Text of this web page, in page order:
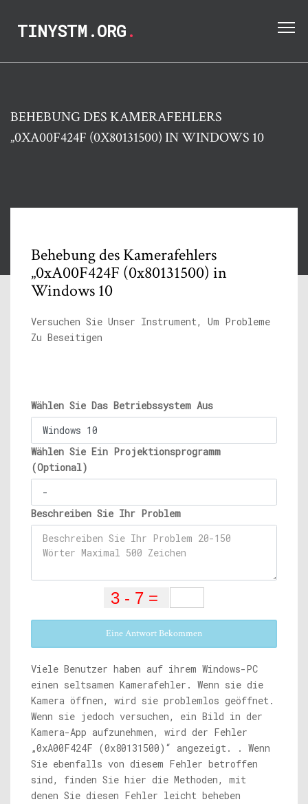
TINYSTM.ORG.
BEHEBUNG DES KAMERAFEHLERS
„0XA00F424F (0X80131500) IN WINDOWS 10
Behebung des Kamerafehlers
„0xA00F424F (0x80131500) in
Windows 10
Versuchen Sie Unser Instrument, Um Probleme
Zu Beseitigen
Wählen Sie Das Betriebssystem Aus
Wählen Sie Ein Projektionsprogramm
(Optional)
Beschreiben Sie Ihr Problem
Eine Antwort Bekommen
Viele Benutzer haben auf ihrem Windows-PC
einen seltsamen Kamerafehler. Wenn sie die
Kamera öffnen, wird sie problemlos geöffnet.
Wenn sie jedoch versuchen, ein Bild in der
Kamera-App aufzunehmen, wird der Fehler
„0xA00F424F (0x80131500)“ angezeigt. . Wenn
Sie ebenfalls von diesem Fehler betroffen
sind, finden Sie hier die Methoden, mit
denen Sie diesen Fehler leicht beheben